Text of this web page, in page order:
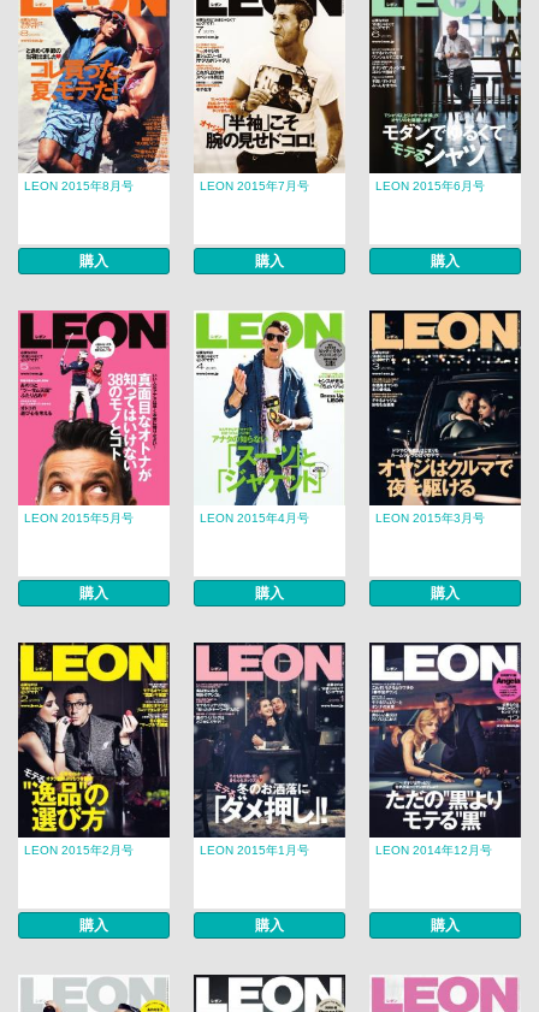
LEON 2015年8月号
購入
LEON 2015年7月号
購入
LEON 2015年6月号
購入
LEON 2015年5月号
購入
LEON 2015年4月号
購入
LEON 2015年3月号
購入
LEON 2015年2月号
購入
LEON 2015年1月号
購入
LEON 2014年12月号
購入